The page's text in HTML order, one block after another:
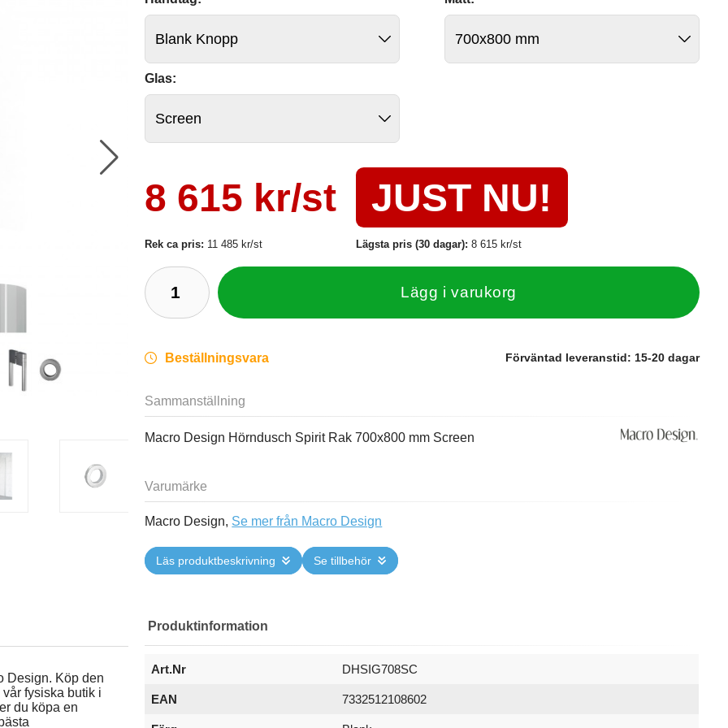
Glas:
8 615 kr/st JUST NU!
Rek ca pris: 11 485 kr/st Lägsta pris (30 dagar):8 615 kr/st
Lägg i varukorg
Beställningsvara Förväntad leveranstid: 15-20 dagar
Sammanställning
Macro Design Hörndusch Spirit Rak 700x800 mm Screen
Varumärke
Macro Design, Se mer från Macro Design
Läs produktbeskrivning Se tillbehör
Design. Köp den
fysiska butik i
du köpa en
Produktinformation
Art.Nr DHSIG708SC
EAN 7332512108602